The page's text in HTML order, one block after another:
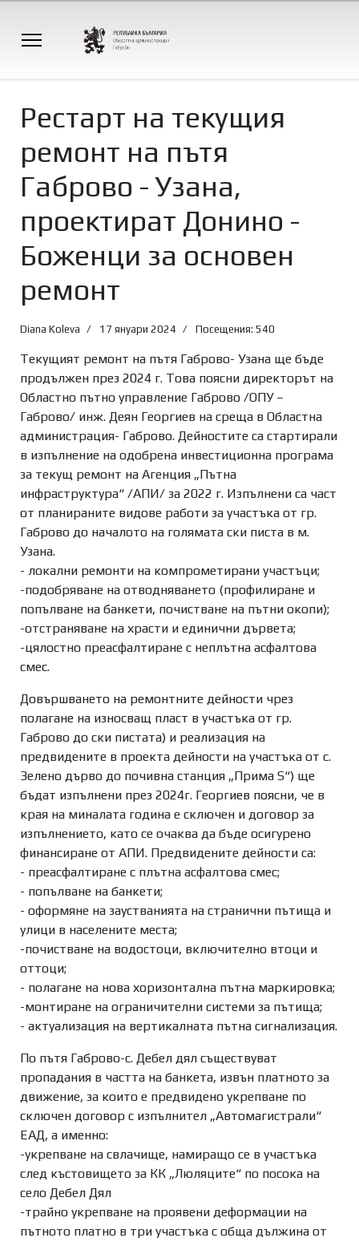
Рестарт на текущия
ремонт на пътя
Габрово - Узана,
проектират Донино -
Боженци за основен
ремонт
Diana Koleva 17 януари 2024 Посещения: 540
Текущият ремонт на пътя Габрово- Узана ще бъде
продължен през 2024 г. Това поясни директорът на
Областно пътно управление Габрово /ОПУ –
Габрово/ инж. Деян Георгиев на среща в Областна
администрация- Габрово. Дейностите са стартирали
в изпълнение на одобрена инвестиционна програма
за текущ ремонт на Агенция „Пътна
инфраструктура“ /АПИ/ за 2022 г. Изпълнени са част
от планираните видове работи за участъка от гр.
Габрово до началото на голямата ски писта в м.
Узана.
- локални ремонти на компрометирани участъци;
-подобряване на отводняването (профилиране и
попълване на банкети, почистване на пътни окопи);
-отстраняване на храсти и единични дървета;
-цялостно преасфалтиране с неплътна асфалтова
смес.
Довършването на ремонтните дейности чрез
полагане на износващ пласт в участъка от гр.
Габрово до ски пистата) и реализация на
предвидените в проекта дейности на участъка от с.
Зелено дърво до почивна станция „Прима S“) ще
бъдат изпълнени през 2024г. Георгиев поясни, че в
края на миналата година е сключен и договор за
изпълнението, като се очаква да бъде осигурено
финансиране от АПИ. Предвидените дейности са:
- преасфалтиране с плътна асфалтова смес;
- попълване на банкети;
- оформяне на заустванията на странични пътища и
улици в населените места;
-почистване на водостоци, включително втоци и
оттоци;
- полагане на нова хоризонтална пътна маркировка;
-монтиране на ограничителни системи за пътища;
- актуализация на вертикалната пътна сигнализация.
По пътя Габрово-с. Дебел дял съществуват
пропадания в частта на банкета, извън платното за
движение, за които е предвидено укрепване по
сключен договор с изпълнител „Автомагистрали“
ЕАД, а именно:
-укрепване на свлачище, намиращо се в участъка
след къстовището за КК „Люляците“ по посока на
село Дебел Дял
-трайно укрепване на проявени деформации на
пътното платно в три участъка с обща дължина от